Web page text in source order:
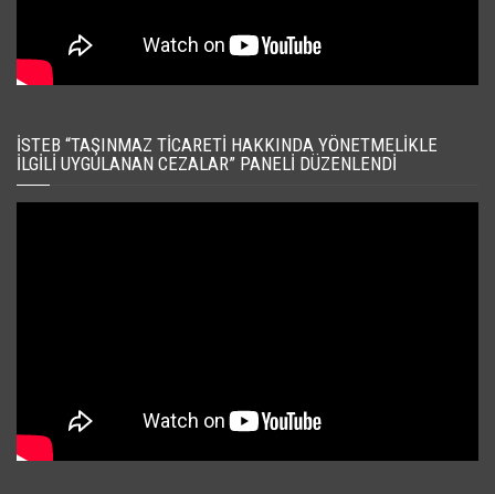
İSTEB “TAŞINMAZ TICARETI HAKKINDA YÖNETMELIKLE
İLGILI UYGULANAN CEZALAR” PANELI DÜZENLENDI